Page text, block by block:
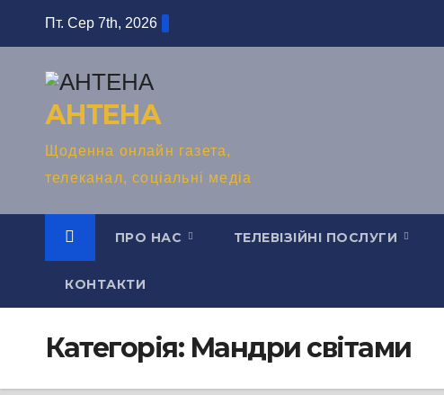
Пт. Сер 7th, 2026
АНТЕНА
Щоденна онлайн газета,
телеканал, соціальні медіа
ПРО НАС ТЕЛЕВІЗІЙНІ ПОСЛУГИ
КОНТАКТИ
Категорія: Мандри світами